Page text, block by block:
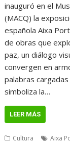
inauguró en el
(MACQ) la
española Aixa
de obras que
paz, un diálogo
convergen en
palabras
simboliza la…
LEER MÁS
Cultura Aixa